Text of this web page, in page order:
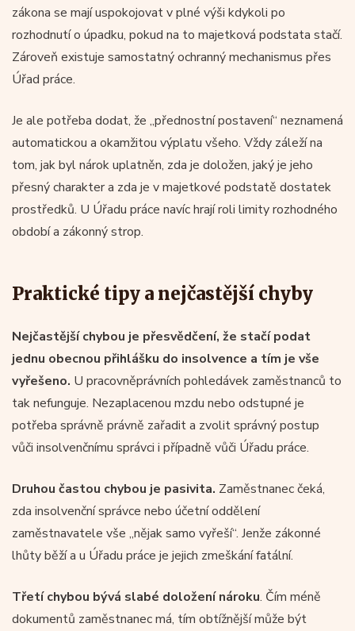
zákona se mají uspokojovat v plné výši kdykoli po
rozhodnutí o úpadku, pokud na to majetková podstata stačí.
Zároveň existuje samostatný ochranný mechanismus přes
Úřad práce.
Je ale potřeba dodat, že „přednostní postavení“ neznamená
automatickou a okamžitou výplatu všeho. Vždy záleží na
tom, jak byl nárok uplatněn, zda je doložen, jaký je jeho
přesný charakter a zda je v majetkové podstatě dostatek
prostředků. U Úřadu práce navíc hrají roli limity rozhodného
období a zákonný strop.
Praktické tipy a nejčastější chyby
Nejčastější chybou je přesvědčení, že stačí podat
jednu obecnou přihlášku do insolvence a tím je vše
vyřešeno. U pracovněprávních pohledávek zaměstnanců to
tak nefunguje. Nezaplacenou mzdu nebo odstupné je
potřeba správně právně zařadit a zvolit správný postup
vůči insolvenčnímu správci i případně vůči Úřadu práce.
Druhou častou chybou je pasivita. Zaměstnanec čeká,
zda insolvenční správce nebo účetní oddělení
zaměstnavatele vše „nějak samo vyřeší“. Jenže zákonné
lhůty běží a u Úřadu práce je jejich zmeškání fatální.
Třetí chybou bývá slabé doložení nároku. Čím méně
dokumentů zaměstnanec má, tím obtížnější může být